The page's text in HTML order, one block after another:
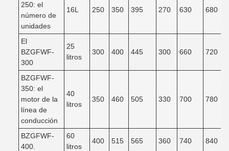
250: el
número de
unidades
16L 250 350 395 270 630 680
El
BZGFWF-
300
25
litros
300 400 445 300 660 720
BZGFWF-
350: el
motor de la
línea de
conducción
40
litros
350 460 505 330 700 780
BZGFWF-
400.
60
litros
400 515 565 360 740 840